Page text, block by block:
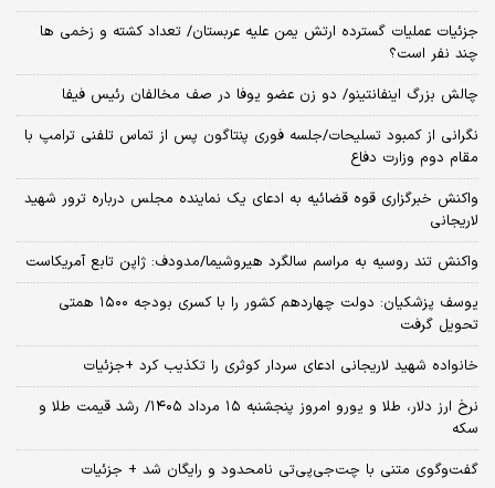
جزئیات عملیات گسترده ارتش یمن علیه عربستان/ تعداد کشته و زخمی ها
چند نفر است؟
چالش بزرگ اینفانتینو/ دو زن عضو یوفا در صف مخالفان رئیس فیفا
نگرانی از کمبود تسلیحات/جلسه فوری پنتاگون پس از تماس تلفنی ترامپ با
مقام دوم وزارت دفاع
واکنش خبرگزاری قوه قضائیه به ادعای یک نماینده مجلس درباره ترور شهید
لاریجانی
واکنش تند روسیه به مراسم سالگرد هیروشیما/مدودف: ژاپن تابع آمریکاست
یوسف پزشکیان: دولت چهاردهم کشور را با کسری بودجه ۱۵۰۰ همتی
تحویل گرفت
خانواده شهید لاریجانی ادعای سردار کوثری را تکذیب کرد +جزئیات
نرخ ارز دلار، طلا و یورو امروز پنجشنبه ۱۵ مرداد ۱۴۰۵/ رشد قیمت طلا و
سکه
گفت‌وگوی متنی با چت‌جی‌پی‌تی نامحدود و رایگان شد + جزئیات